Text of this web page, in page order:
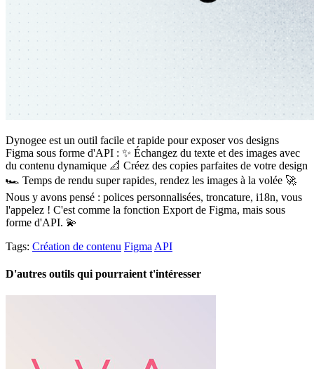
Dynogee est un outil facile et rapide pour exposer vos designs
Figma sous forme d'API : ✨ Échangez du texte et des images avec
du contenu dynamique 📐 Créez des copies parfaites de votre design
🏎️ Temps de rendu super rapides, rendez les images à la volée 🚀
Nous y avons pensé : polices personnalisées, troncature, i18n, vous
l'appelez ! C'est comme la fonction Export de Figma, mais sous
forme d'API. 💫
Tags: Création de contenu Figma API
D'autres outils qui pourraient t'intéresser